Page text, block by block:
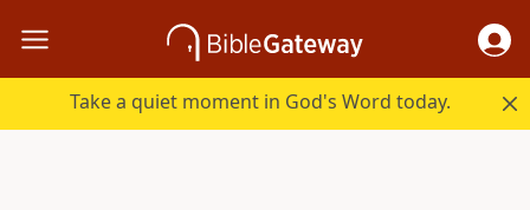
Take a quiet moment in God's Word today.